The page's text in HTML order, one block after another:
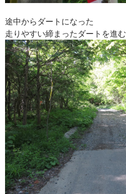
途中からダートになった
走りやすい締まったダートを進む